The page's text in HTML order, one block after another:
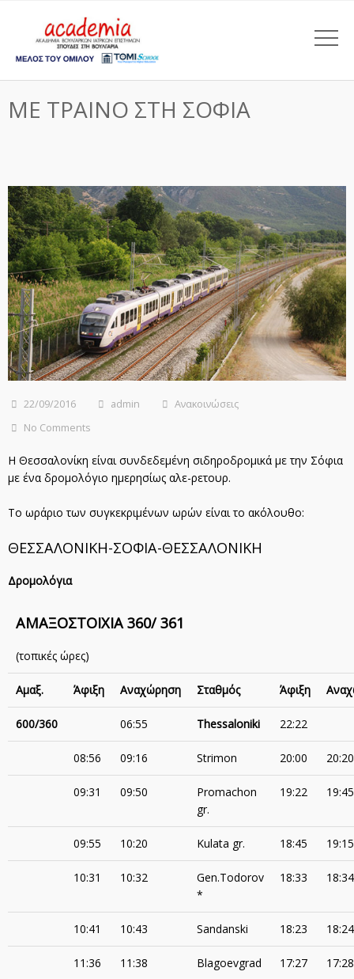
ΜΕ ΤΡΑΙΝΟ ΣΤΗ ΣΟΦΙΑ
22/09/2016 admin
Ανακοινώσεις
No Comments
Η Θεσσαλονίκη είναι συνδεδεμένη σιδηροδρομικά με την Σόφια
με ένα δρομολόγιο ημερησίως αλε-ρετουρ.
Το ωράριο των συγκεκριμένων ωρών είναι το ακόλουθο:
ΘΕΣΣΑΛΟΝΙΚΗ-ΣΟΦΙΑ-ΘΕΣΣΑΛΟΝΙΚΗ
Δρομολόγια
ΑΜΑΞΟΣΤΟΙΧΙΑ 360/ 361
(τοπικές ώρες)
Αμαξ. Άφιξη Αναχώρηση Σταθμός Άφιξη
600/360 06:55 Thessaloniki 22:22
08:56 09:16 Strimon 20:00 20:20
09:31 09:50
Promachon
gr.
19:22 19:45
09:55 10:20 Kulata gr. 18:45 19:15
10:31 10:32
Gen.Todorov
*
18:33 18:34
10:41 10:43 Sandanski 18:23 18:24
11:36 11:38 Blagoevgrad 17:27 17:28